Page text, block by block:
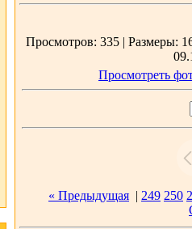
Просмотров: 335 | Размеры:
Просмотреть
« Предыдущая | 249 250